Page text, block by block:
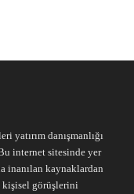
yatırım danışmanlığı
internet sitesinde yer
inanılan kaynaklardan
kişisel görüşlerini